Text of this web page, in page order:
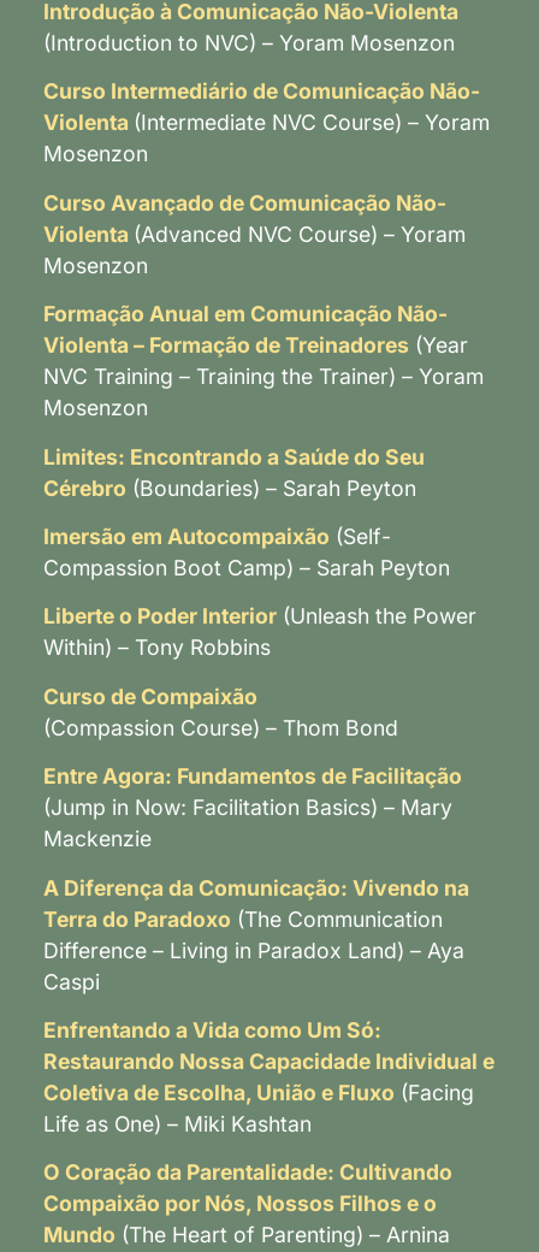
Introdução à Comunicação Não-Violenta
(Introduction to NVC) – Yoram Mosenzon
Curso Intermediário de Comunicação Não-
Violenta (Intermediate NVC Course) – Yoram
Mosenzon
Curso Avançado de Comunicação Não-
Violenta (Advanced NVC Course) – Yoram
Mosenzon
Formação Anual em Comunicação Não-
Violenta – Formação de Treinadores (Year
NVC Training – Training the Trainer) – Yoram
Mosenzon
Limites: Encontrando a Saúde do Seu
Cérebro (Boundaries) – Sarah Peyton
Imersão em Autocompaixão (Self-
Compassion Boot Camp) – Sarah Peyton
Liberte o Poder Interior(Unleash the Power
Within) – Tony Robbins
Curso de Compaixão
(Compassion Course) – Thom Bond
Entre Agora: Fundamentos de Facilitação
(Jump in Now: Facilitation Basics) – Mary
Mackenzie
A Diferença da Comunicação: Vivendo na
Terra do Paradoxo (The Communication
Difference – Living in Paradox Land) – Aya
Caspi
Enfrentando a Vida como Um Só:
Restaurando Nossa Capacidade Individual e
Coletiva de Escolha, União e Fluxo (Facing
Life as One) – Miki Kashtan
O Coração da Parentalidade: Cultivando
Compaixão por Nós, Nossos Filhos e o
Mundo (The Heart of Parenting) – Arnina